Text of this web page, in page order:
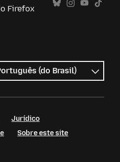
Firefox
Jurídico
Sobre este site